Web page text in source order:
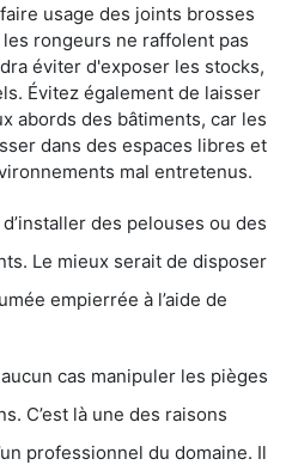
usage des joints brosses
rongeurs ne raffolent pas
éviter d'exposer les stocks,
Évitez également de laisser
abords des bâtiments, car les
dans des espaces libres et
mal entretenus.
des pelouses ou des
Le mieux serait de disposer
empierrée à l’aide de
cas manipuler les pièges
C’est là une des raisons
professionnel du domaine. Il